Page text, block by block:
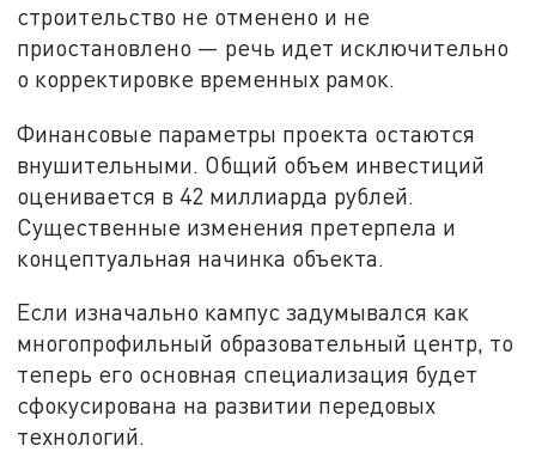
строительство не отменено и не
приостановлено — речь идет исключительно
о корректировке временных рамок.
Финансовые параметры проекта остаются
внушительными. Общий объем инвестиций
оценивается в 42 миллиарда рублей.
Существенные изменения претерпела и
концептуальная начинка объекта.
Если изначально кампус задумывался как
многопрофильный образовательный центр, то
теперь его основная специализация будет
сфокусирована на развитии передовых
технологий.